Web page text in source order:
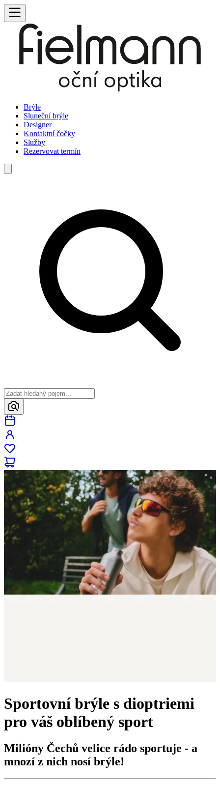
Brýle
Sluneční brýle
Designer
Kontaktní čočky
Služby
Rezervovat termín
Sportovní brýle s dioptriemi
pro váš oblíbený sport
Milióny Čechů velice rádo sportuje - a
mnozí z nich nosí brýle!